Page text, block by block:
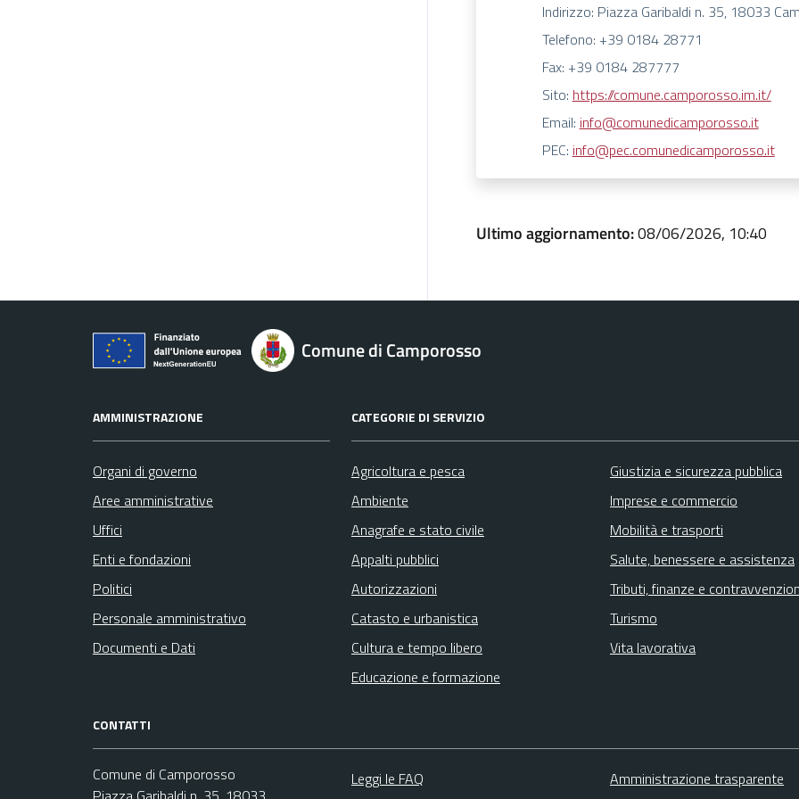
Indirizzo: Piazza Garibaldi n. 35, 18033
Telefono: +39 0184 28771
Fax: +39 0184 287777
Sito: https://comune.camporosso.im.it/
Email: info@comunedicamporosso.it
PEC: info@pec.comunedicamporosso.it
Ultimo aggiornamento:08/06/2026, 10:40
Comune di Camporosso
AMMINISTRAZIONE
Organi di governo
Aree amministrative
Uffici
Enti e fondazioni
Politici
Personale amministrativo
Documenti e Dati
CATEGORIE DI SERVIZIO
Agricoltura e pesca
Ambiente
Anagrafe e stato civile
Appalti pubblici
Autorizzazioni
Catasto e urbanistica
Cultura e tempo libero
Educazione e formazione
Giustizia e sicurezza pubblica
Imprese e commercio
Mobilità e trasporti
Salute, benessere e assistenza
Tributi, finanze e
Turismo
Vita lavorativa
CONTATTI
Comune di Camporosso
Leggi le FAQ
Amministrazione trasparente